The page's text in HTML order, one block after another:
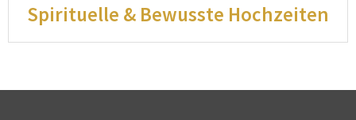
Spirituelle & Bewusste Hochzeiten